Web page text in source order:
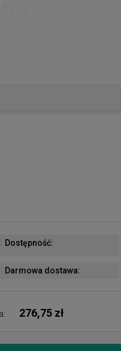
Dostępność:
Darmowa dostawa:
276,75 zł